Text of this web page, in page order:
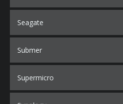
Seagate
Submer
Supermicro